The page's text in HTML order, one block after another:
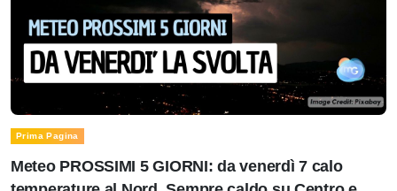
Prima Pagina
Meteo PROSSIMI 5 GIORNI: da venerdì 7 calo